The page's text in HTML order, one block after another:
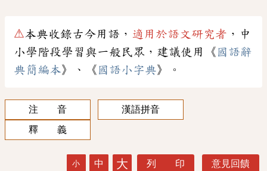
⚠本典收錄古今用語， 適用於語文研究者 ，中
小學階段學習與一般民眾，建議使用《 國語辭
典簡編本》、《 國語小字典》。
注 音
漢語拼音
釋 義
小 中 大 列 印 意見回饋